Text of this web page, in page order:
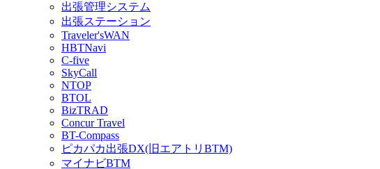
出張管理システム
出張ステーション
Traveler'sWAN
HBTNavi
C-five
SkyCall
NTOP
BTOL
BizTRAD
Concur Travel
BT-Compass
ピカパカ出張DX(旧エアトリBTM)
マイナビBTM